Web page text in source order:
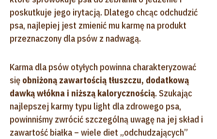
poskutkuje jego irytacją. Dlatego chcąc odchudzić
psa, najlepiej jest zmienić mu karmę na produkt
przeznaczony dla psów z nadwagą.
Karma dla psów otyłych powinna charakteryzować
się obniżoną zawartością tłuszczu, dodatkową
dawką włókna i niższą kalorycznością. Szukając
najlepszej karmy typu light dla zdrowego psa,
powinniśmy zwrócić szczególną uwagę na jej skład i
zawartość białka – wiele diet „odchudzających”